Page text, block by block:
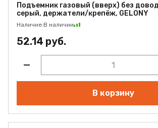
Подъемник газовый (вверх) без
серый, держатели/крепёж, GELONY
Наличие:В наличии
52.14 руб.
В корзину